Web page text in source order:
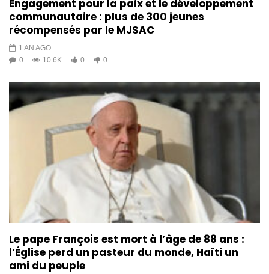
Engagement pour la paix et le développement
communautaire : plus de 300 jeunes
récompensés par le MJSAC
1 AN AGO
0
10.6K 0 0
Le pape François est mort à l’âge de 88 ans :
l’Église perd un pasteur du monde, Haïti un
ami du peuple